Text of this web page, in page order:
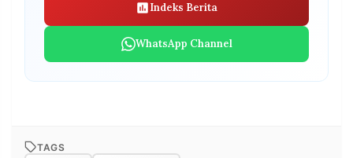
Indeks Berita
WhatsApp Channel
TAGS